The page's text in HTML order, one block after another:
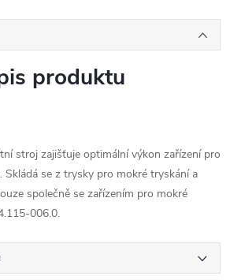
produktu
stroj zajišťuje optimální výkon zařízení pro
Skládá se z trysky pro mokré tryskání a
společně se zařízením pro mokré
006.0.